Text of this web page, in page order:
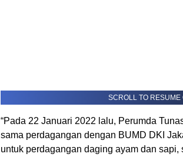
SCROLL TO RESUME
“Pada 22 Januari 2022 lalu, Perumda
sama perdagangan dengan BUMD DKI
untuk perdagangan daging ayam dan sapi,